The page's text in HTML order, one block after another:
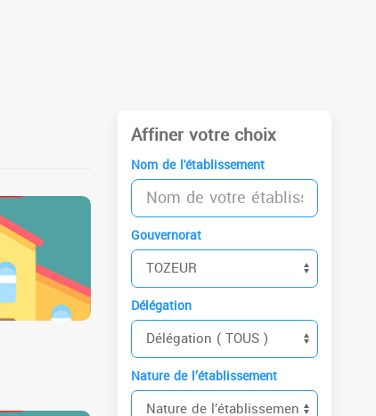
Affiner votre choix
Nom de l'établissement
Gouvernorat
Délégation
Nature de l’établissement